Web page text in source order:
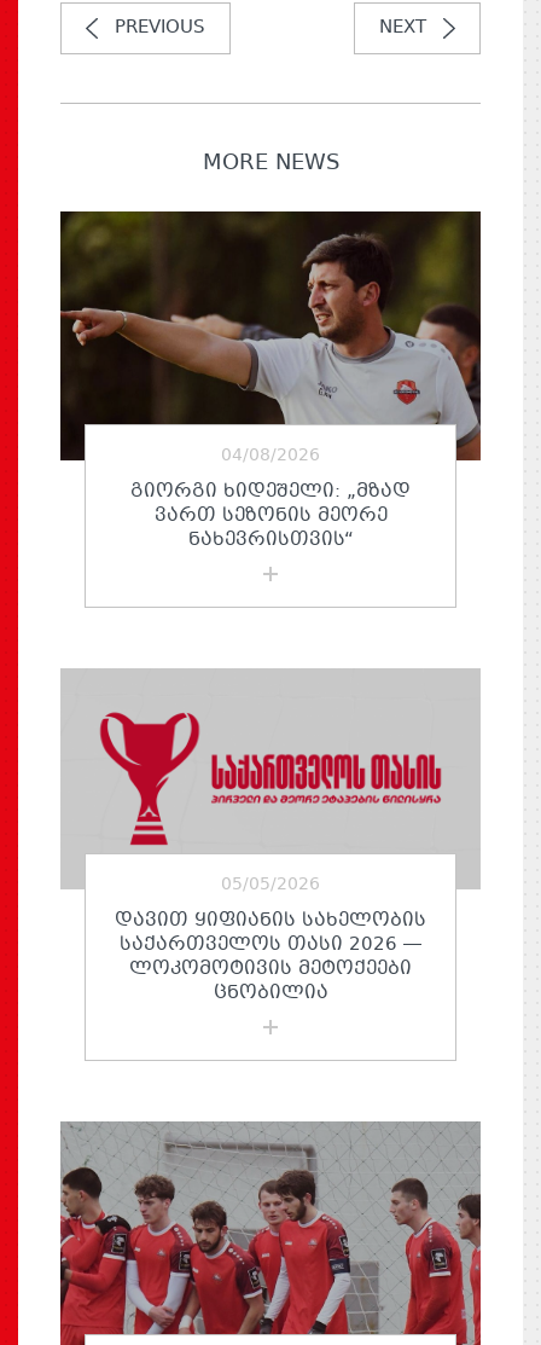
PREVIOUS NEXT
MORE NEWS
04/08/2026
ᲒᲘᲝᲠᲒᲘ ᲮᲘᲓᲔᲨᲔᲚᲘ: „ᲛᲖᲐᲓ
ᲕᲐᲠᲗ ᲡᲔᲖᲝᲜᲘᲡ ᲛᲔᲝᲠᲔ
ᲜᲐᲮᲔᲕᲠᲘᲡᲗᲕᲘᲡ“
05/05/2026
ᲓᲐᲕᲘᲗ ᲧᲘᲤᲘᲐᲜᲘᲡ ᲡᲐᲮᲔᲚᲝᲑᲘᲡ
ᲡᲐᲥᲐᲠᲗᲕᲔᲚᲝᲡ ᲗᲐᲡᲘ 2026 —
ᲚᲝᲙᲝᲛᲝᲢᲘᲕᲘᲡ ᲛᲔᲢᲝᲥᲔᲔᲑᲘ
ᲪᲜᲝᲑᲘᲚᲘᲐ